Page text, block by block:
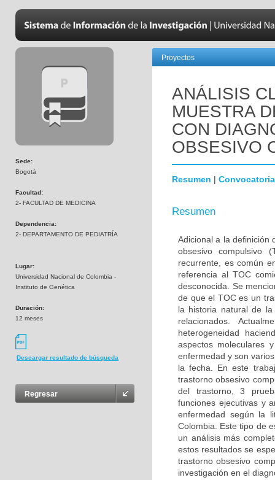
Sede:
Bogotá
Facultad:
2- FACULTAD DE MEDICINA
Dependencia:
2- DEPARTAMENTO DE PEDIATRÍA
Lugar:
Universidad Nacional de Colombia -
Instituto de Genética
Duración:
12 meses
Descargar resultado de búsqueda
Regresar
Proyectos
ANÁLISIS
MUESTRA
CON
OBSESIVO
Resumen | Convocatoria
Resumen
Adicional a la definición
obsesivo compulsivo
recurrente, es común
referencia al TOC
desconocida. Se
de que el TOC es un
la historia natural de
relacionados.
heterogeneidad
aspectos moleculares
enfermedad y son
la fecha. En este
trastorno obsesivo
del trastorno, 3
funciones ejecutivas y
enfermedad según la
Colombia. Este tipo de
un análisis más
estos resultados se
trastorno obsesivo
investigación en el